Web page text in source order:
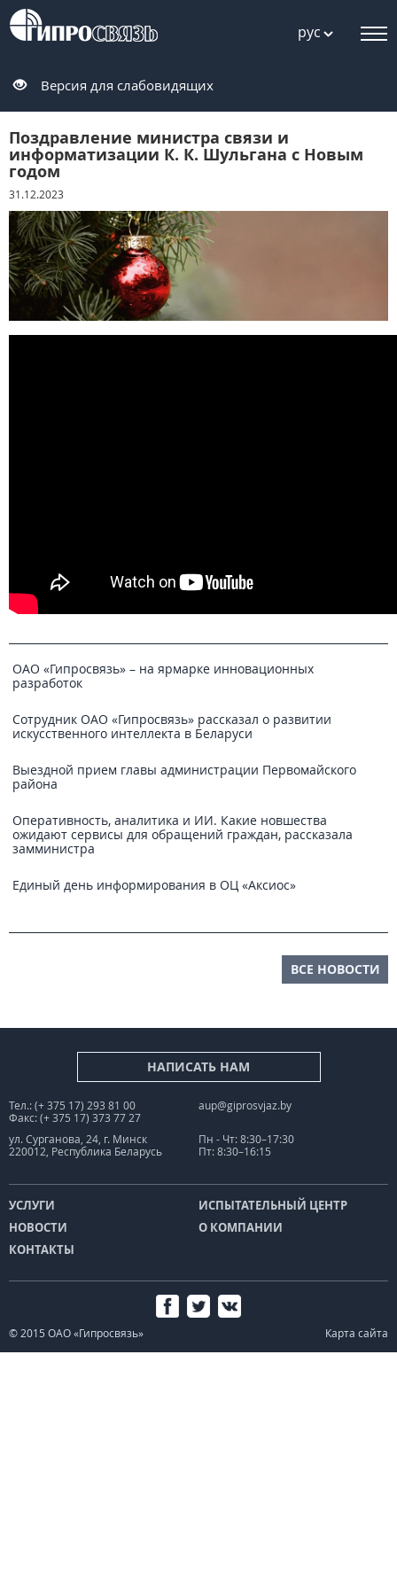
рус
Версия для слабовидящих
Поздравление министра связи и
информатизации К. К. Шульгана с Новым
годом
31.12.2023
ОАО «Гипросвязь» – на ярмарке инновационных
разработок
Сотрудник ОАО «Гипросвязь» рассказал о развитии
искусственного интеллекта в Беларуси
Выездной прием главы администрации Первомайского
района
Оперативность, аналитика и ИИ. Какие новшества
ожидают сервисы для обращений граждан, рассказала
замминистра
Единый день информирования в ОЦ «Аксиос»
ВСЕ НОВОСТИ
НАПИСАТЬ НАМ
Тел.: (+ 375 17) 293 81 00
Факс: (+ 375 17) 373 77 27
aup@giprosvjaz.by
ул. Сурганова, 24, г. Минск
220012, Республика Беларусь
Пн - Чт: 8:30–17:30
Пт: 8:30–16:15
УСЛУГИ
ИСПЫТАТЕЛЬНЫЙ ЦЕНТР
НОВОСТИ
О КОМПАНИИ
КОНТАКТЫ
© 2015 ОАО «Гипросвязь» Карта сайта